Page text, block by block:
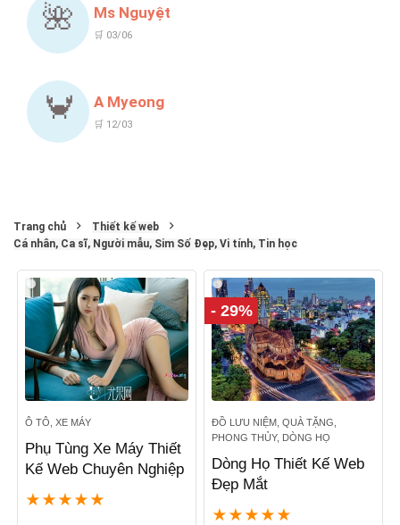
🌺 Ms Nguyệt
🛒 03/06
🦀 A Myeong
🛒 12/03
Trang chủ
Thiết kế web
Cá nhân, Ca sĩ, Người mẫu, Sim Số Đẹp, Vi tính, Tin học
Ô TÔ, XE MÁY
Phụ Tùng Xe Máy Thiết
Kế Web Chuyên Nghiệp
★ ★ ★ ★ ★
- 29%
ĐỒ LƯU NIỆM, QUÀ TẶNG,
PHONG THỦY, DÒNG HỌ
Dòng Họ Thiết Kế Web
Đẹp Mắt
★ ★ ★ ★ ★